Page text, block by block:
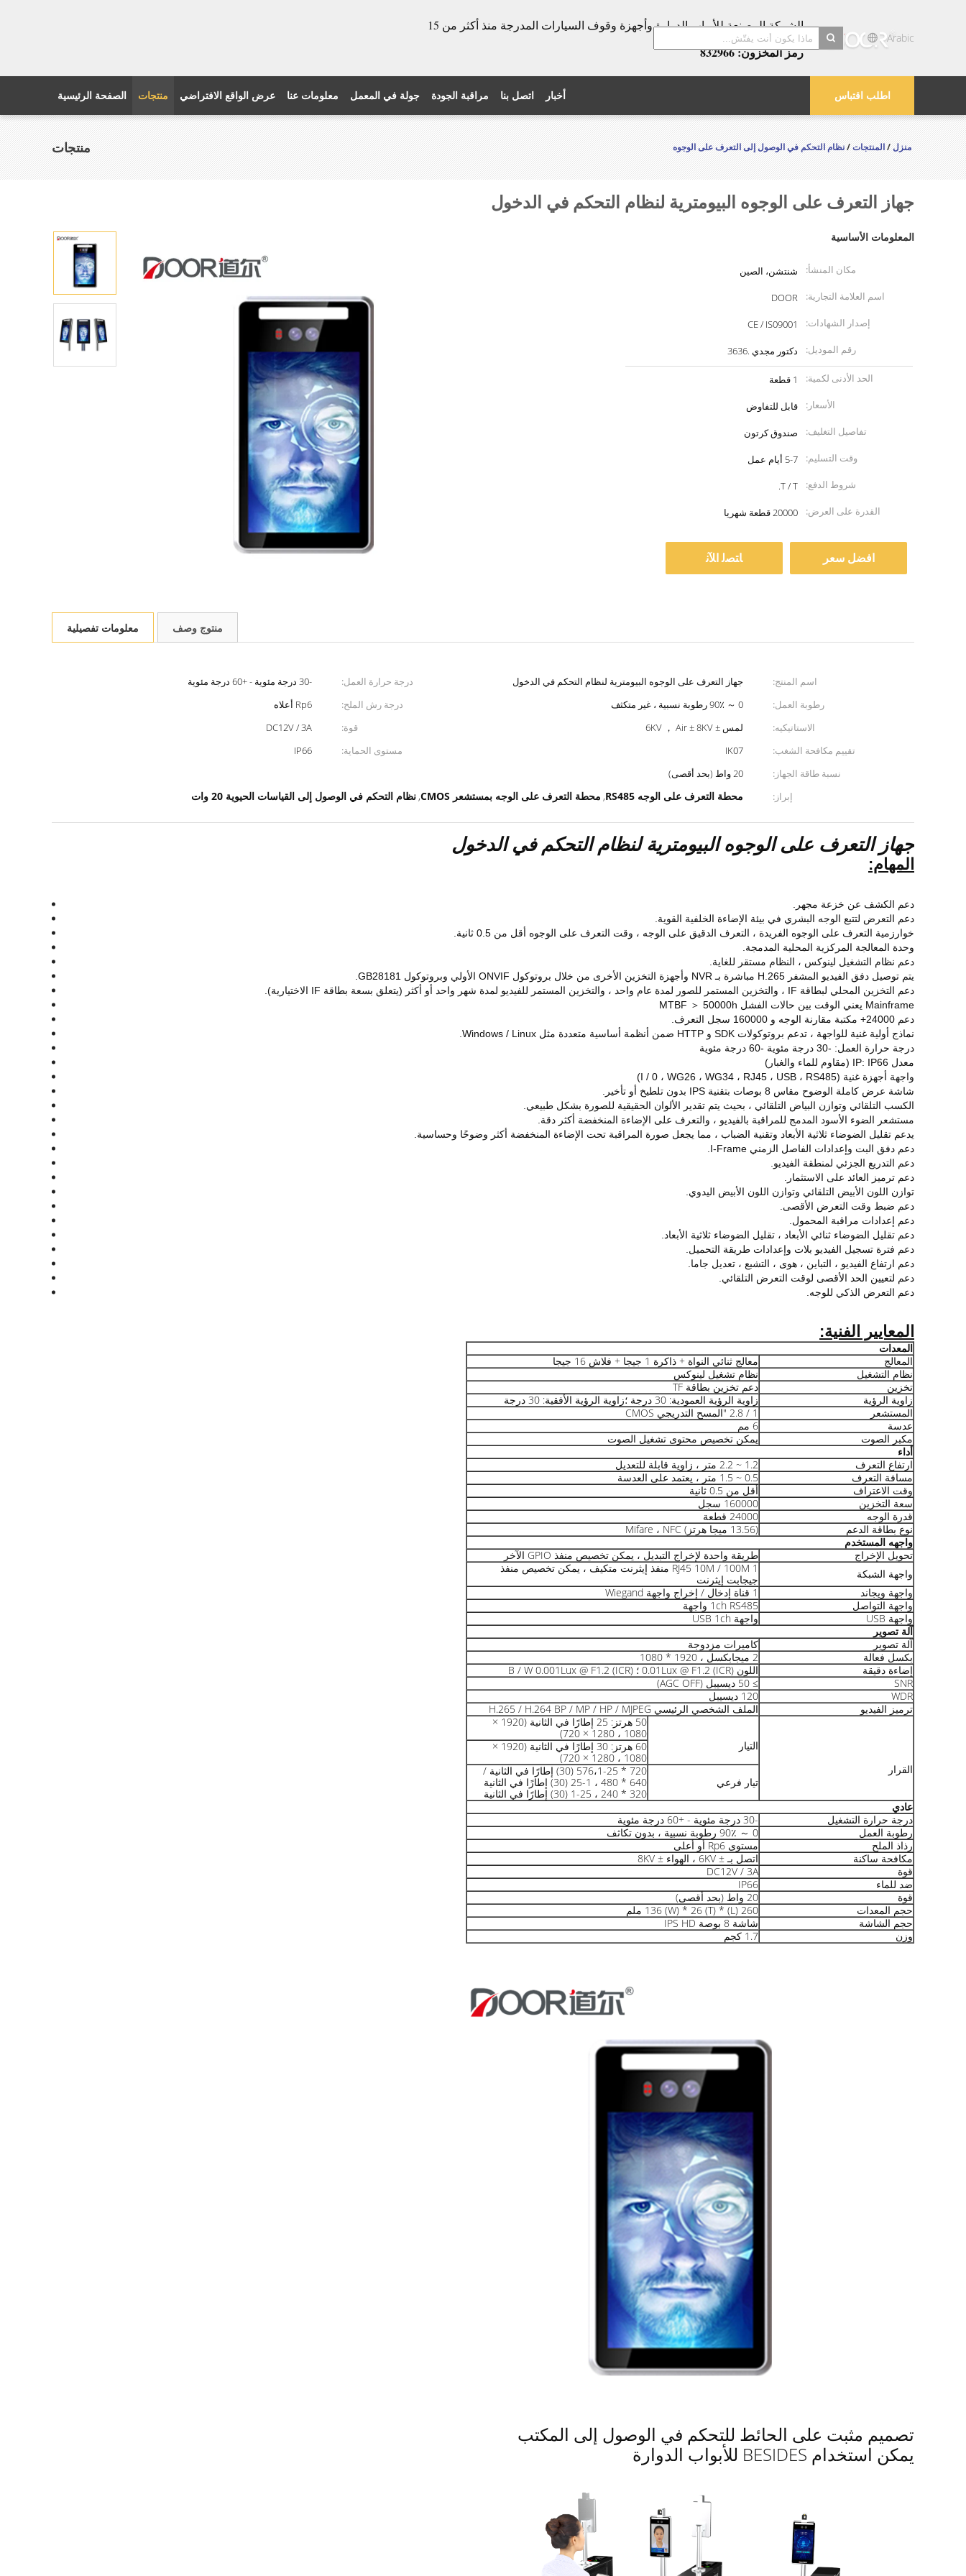
الشركة المصنعة للأبواب الدوارة وأجهزة وقوف السيارات المدرجة منذ أكثر من 15
عامًا!
رمز المخزون: 832966
Arabic
اطلب اقتباس الصفحة الرئيسية منتجات عرض الواقع الافتراضي معلومات عنا جولة في المعمل مراقبة الجودة اتصل بنا أخبار
منتجات منزل/المنتجات/نظام التحكم في الوصول إلى التعرف على الوجوه
جهاز التعرف على الوجوه البيومترية لنظام التحكم في الدخول
المعلومات الأساسية
مكان المنشأ:
شنتشن، الصين
اسم العلامة التجارية:
DOOR
إصدار الشهادات:
CE / IS09001
رقم الموديل:
دكتور مجدي .3636
الحد الأدنى لكمية:
1 قطعة
الأسعار:
قابل للتفاوض
تفاصيل التغليف:
صندوق كرتون
وقت التسليم:
5-7 أيام عمل
شروط الدفع:
T / T.
القدرة على العرض:
20000 قطعة شهريا
افضل سعر ﺎﺘﺼﻟ ﺍﻶﻧ
معلومات تفصيلية منتوج وصف
اسم المنتج: جهاز التعرف على الوجوه البيومترية لنظام التحكم في الدخول درجة حرارة العمل:
-30 درجة مئوية - +60 درجة مئوية
رطوبة العمل:
0 ～ 90٪ رطوبة نسبية ، غير متكثف درجة رش الملح:
Rp6 أعلاه
الاستاتيكيه:
لمس ± 6KV ， Air ± 8KV قوة:
DC12V / 3A
تقييم مكافحة الشغب:
IK07 مستوى الحماية:
IP66
نسبة طاقة الجهاز:
20 واط (بحد أقصى)
إبراز:
محطة التعرف على الوجه RS485 , محطة التعرف على الوجه بمستشعر CMOS , نظام التحكم في الوصول إلى القياسات الحيوية 20 وات
جهاز التعرف على الوجوه البيومترية لنظام التحكم في الدخول
المهام:
دعم الكشف عن خزعة مجهر.
دعم التعرض لتتبع الوجه البشري في بيئة الإضاءة الخلفية القوية.
خوارزمية التعرف على الوجوه الفريدة ، التعرف الدقيق على الوجه ، وقت التعرف على الوجوه أقل من 0.5 ثانية.
وحدة المعالجة المركزية المحلية المدمجة.
دعم نظام التشغيل لينوكس ، النظام مستقر للغاية.
يتم توصيل دفق الفيديو المشفر H.265 مباشرة بـ NVR وأجهزة التخزين الأخرى من خلال بروتوكول ONVIF الأولي وبروتوكول GB28181.
دعم التخزين المحلي لبطاقة IF ، والتخزين المستمر للصور لمدة عام واحد ، والتخزين المستمر للفيديو لمدة شهر واحد أو أكثر (يتعلق بسعة بطاقة IF الاختيارية).
Mainframe يعني الوقت بين حالات الفشل MTBF ＞ 50000h
دعم 24000+ مكتبة مقارنة الوجه و 160000 سجل التعرف.
نماذج أولية غنية للواجهة ، تدعم بروتوكولات SDK و HTTP ضمن أنظمة أساسية متعددة مثل Windows / Linux.
درجة حرارة العمل: -30 درجة مئوية -60 درجة مئوية
معدل IP: IP66 (مقاوم للماء والغبار)
واجهة أجهزة غنية (I / 0 ، WG26 ، WG34 ، RJ45 ، USB ، RS485)
شاشة عرض كاملة الوضوح مقاس 8 بوصات بتقنية IPS بدون تلطيخ أو تأخير.
الكسب التلقائي وتوازن البياض التلقائي ، بحيث يتم تقدير الألوان الحقيقية للصورة بشكل طبيعي.
مستشعر الضوء الأسود المدمج للمراقبة بالفيديو ، والتعرف على الإضاءة المنخفضة أكثر دقة.
يدعم تقليل الضوضاء ثلاثية الأبعاد وتقنية الضباب ، مما يجعل صورة المراقبة تحت الإضاءة المنخفضة أكثر وضوحًا وحساسية.
دعم دفق البت وإعدادات الفاصل الزمني I-Frame.
دعم التدريع الجزئي لمنطقة الفيديو.
دعم ترميز العائد على الاستثمار.
توازن اللون الأبيض التلقائي وتوازن اللون الأبيض اليدوي.
دعم ضبط وقت التعرض الأقصى.
دعم إعدادات مراقبة المحمول.
دعم تقليل الضوضاء ثنائي الأبعاد ، تقليل الضوضاء ثلاثية الأبعاد.
دعم فترة تسجيل الفيديو بلات وإعدادات طريقة التحميل.
دعم ارتفاع الفيديو ، التباين ، هوى ، التشبع ، تعديل جاما.
دعم لتعيين الحد الأقصى لوقت التعرض التلقائي.
دعم التعرض الذكي للوجه.
المعايير الفنية:
المعدات
المعالج
معالج ثنائي النواة + ذاكرة 1 جيجا + فلاش 16 جيجا
نظام التشغيل
نظام تشغيل لينوكس
تخزين
دعم تخزين بطاقة TF
زاوية الرؤية
زاوية الرؤية العمودية: 30 درجة ؛زاوية الرؤية الأفقية: 30 درجة
المستشعر
1 / 2.8 "المسح التدريجي CMOS
عدسة
6 مم
مكبر الصوت
يمكن تخصيص محتوى تشغيل الصوت
أداء
ارتفاع التعرف
1.2 ~ 2.2 متر ، زاوية قابلة للتعديل
مسافة التعرف
0.5 ~ 1.5 متر ، يعتمد على العدسة
وقت الاعتراف
أقل من 0.5 ثانية
سعة التخزين
160000 سجل
قدرة الوجه
24000 قطعة
نوع بطاقة الدعم
(13.56 ميجا هرتز) Mifare ، NFC
واجهه المستخدم
تحويل الإخراج
طريقة واحدة لإخراج التبديل ، يمكن تخصيص منفذ GPIO الآخر
واجهة الشبكة
1 RJ45 10M / 100M منفذ إيثرنت متكيف ، يمكن تخصيص منفذ
جيجابت إيثرنت
واجهة ويجاند
1 قناة إدخال / إخراج واجهة Wiegand
واجهة التواصل
1ch RS485 واجهة
واجهة USB
واجهة USB 1ch
آلة تصوير
آلة تصوير
كاميرات مزدوجة
بكسل فعالة
2 ميجابكسل ، 1920 * 1080
إضاءة دقيقة
اللون 0.01Lux @ F1.2 (ICR) ؛ B / W 0.001Lux @ F1.2 (ICR)
SNR
≥ 50 ديسيبل (AGC OFF)
WDR
120 ديسيبل
ترميز الفيديو
الملف الشخصي الرئيسي H.265 / H.264 BP / MP / HP / MJPEG
القرار
التيار
50 هرتز: 25 إطارًا في الثانية (1920 ×
1080 ، 1280 × 720)
60 هرتز: 30 إطارًا في الثانية (1920 ×
1080 ، 1280 × 720)
تيار فرعي
720 * 576،1-25 (30) إطارًا في الثانية /
640 * 480 ، 1-25 (30) إطارًا في الثانية
320 * 240 ، 1-25 (30) إطارًا في الثانية
عادي
درجة حرارة التشغيل
-30 درجة مئوية - +60 درجة مئوية
رطوبة العمل
0 ～ 90٪ رطوبة نسبية ، بدون تكاثف
رذاذ الملح
مستوى Rp6 أو أعلى
مكافحة ساكنة
اتصل بـ ± 6KV ، الهواء ± 8KV
قوة
DC12V / 3A
ضد للماء
IP66
قوة
20 واط (بحد أقصى)
حجم المعدات
260 (L) * 136 (W) * 26 (T) ملم
حجم الشاشة
شاشة 8 بوصة IPS HD
وزن
1.7 كجم
تصميم مثبت على الحائط للتحكم في الوصول إلى المكتب
يمكن استخدام BESIDES للأبواب الدوارة